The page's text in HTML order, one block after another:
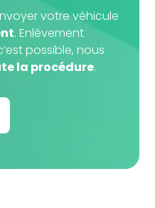
votre véhicule
. Enlèvement
possible, nous
la procédure.